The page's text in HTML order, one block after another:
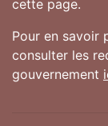
cette page.
Pour en savoir
consulter les
gouvernement